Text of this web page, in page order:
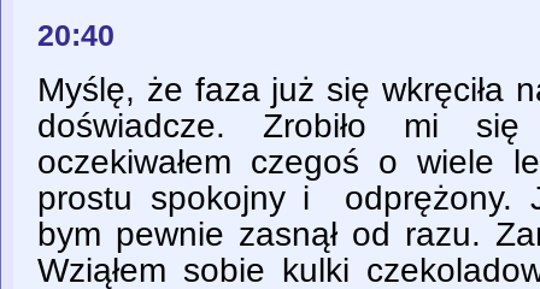
20:40
Myślę, że faza już się wkręciła
doświadcze. Zrobiło mi
oczekiwałem czegoś o wiele
prostu spokojny i odprężony.
bym pewnie zasnął od razu.
Wziąłem sobie kulki